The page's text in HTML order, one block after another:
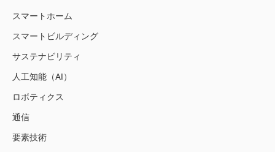
スマートホーム
スマートビルディング
サステナビリティ
人工知能（AI）
ロボティクス
通信
要素技術